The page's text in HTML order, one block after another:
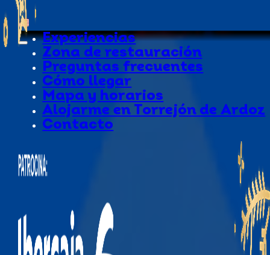
Experiencias
Zona de restauración
Preguntas frecuentes
Cómo llegar
Mapa y horarios
Alojarme en Torrejón de Ardoz
Contacto